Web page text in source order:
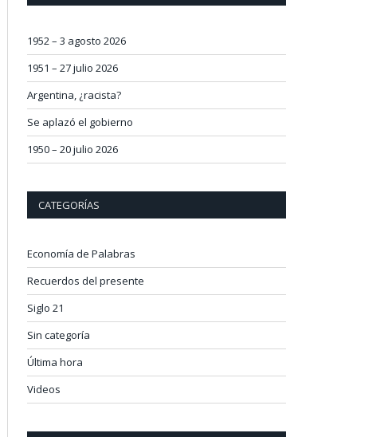
1952 – 3 agosto 2026
1951 – 27 julio 2026
Argentina, ¿racista?
Se aplazó el gobierno
1950 – 20 julio 2026
CATEGORÍAS
Economía de Palabras
Recuerdos del presente
Siglo 21
Sin categoría
Última hora
Videos